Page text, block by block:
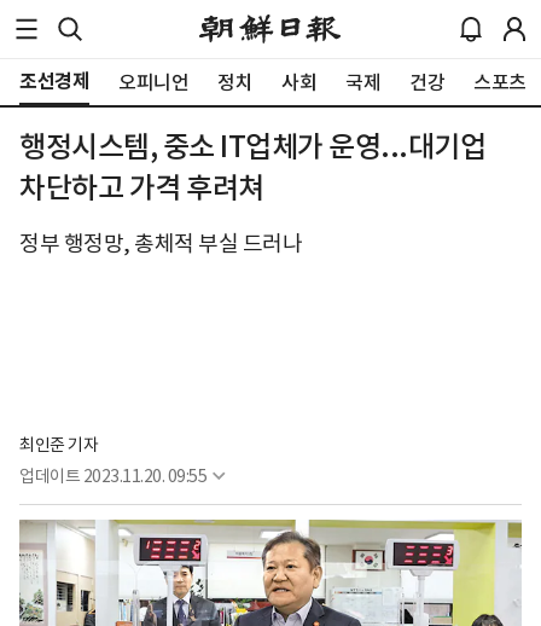
조선경제 오피니언 정치 사회 국제 건강 스포츠
행정시스템, 중소 IT업체가 운영...대기업
차단하고 가격 후려쳐
정부 행정망, 총체적 부실 드러나
최인준 기자
업데이트 2023.11.20. 09:55